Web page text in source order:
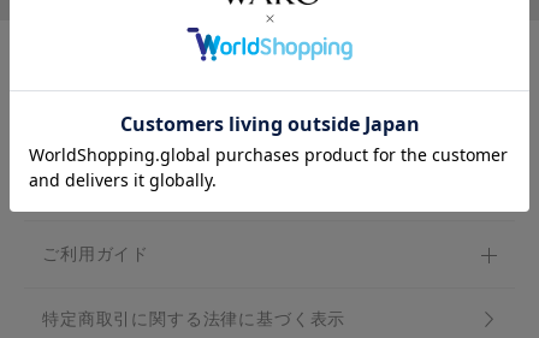
カテゴリ一覧
ご利用ガイド
特定商取引に関する法律に基づく表示